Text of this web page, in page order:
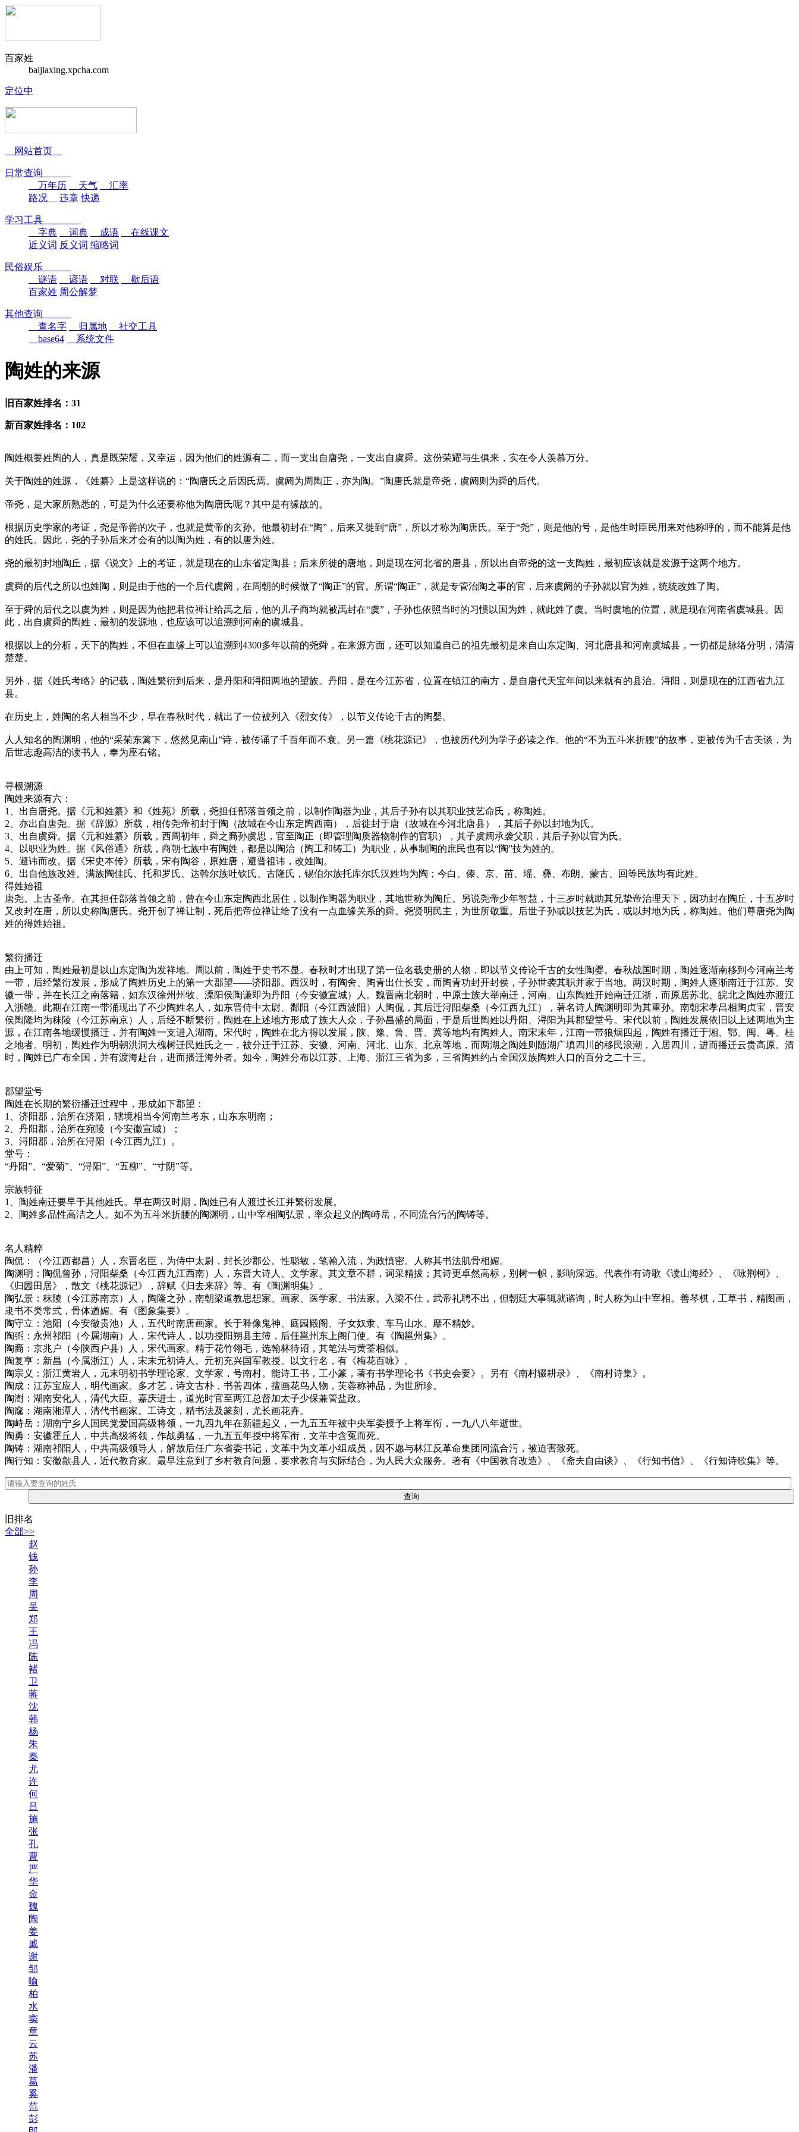
百家姓
baijiaxing.xpcha.com
定位中
网站首页
日常查询
万年历
天气
汇率
路况
违章 快递
学习工具
字典
词典 成语
在线课文
近义词 反义词 缩略词
民俗娱乐
谜语
谚语 对联
歇后语
百家姓 周公解梦
其他查询
查名字
归属地
社交工具
base64
系统文件
陶姓的来源
旧百家姓排名：31
新百家姓排名：102
陶姓概要姓陶的人，真是既荣耀，又幸运，因为他们的姓源有二，而一支出自唐尧，一支出自虞舜。这份荣耀与生俱来，实在令人羡慕万分。
关于陶姓的姓源，《姓纂》上是这样说的：“陶唐氏之后因氏焉。虞阏为周陶正，亦为陶。”陶唐氏就是帝尧，虞阏则为舜的后代。
帝尧，是大家所熟悉的，可是为什么还要称他为陶唐氏呢？其中是有缘故的。
根据历史学家的考证，尧是帝喾的次子，也就是黄帝的玄孙。他最初封在“陶”，后来又徙到“唐”，所以才称为陶唐氏。至于“尧”，则是他的号，是他生时臣民用来对他称呼的，而不能算是他
的姓氏。因此，尧的子孙后来才会有的以陶为姓，有的以唐为姓。
尧的最初封地陶丘，据《说文》上的考证，就是现在的山东省定陶县；后来所徙的唐地，则是现在河北省的唐县，所以出自帝尧的这一支陶姓，最初应该就是发源于这两个地方。
虞舜的后代之所以也姓陶，则是由于他的一个后代虞阏，在周朝的时候做了“陶正”的官。所谓“陶正”，就是专管治陶之事的官，后来虞阏的子孙就以官为姓，统统改姓了陶。
至于舜的后代之以虞为姓，则是因为他把君位禅让给禹之后，他的儿子商均就被禹封在“虞”，子孙也依照当时的习惯以国为姓，就此姓了虞。当时虞地的位置，就是现在河南省虞城县。因
此，出自虞舜的陶姓，最初的发源地，也应该可以追溯到河南的虞城县。
根据以上的分析，天下的陶姓，不但在血缘上可以追溯到4300多年以前的尧舜，在来源方面，还可以知道自己的祖先最初是来自山东定陶、河北唐县和河南虞城县，一切都是脉络分明，清清
楚楚。
另外，据《姓氏考略》的记载，陶姓繁衍到后来，是丹阳和浔阳两地的望族。丹阳，是在今江苏省，位置在镇江的南方，是自唐代天宝年间以来就有的县治。浔阳，则是现在的江西省九江
县。
在历史上，姓陶的名人相当不少，早在春秋时代，就出了一位被列入《烈女传》，以节义传论千古的陶婴。
人人知名的陶渊明，他的“采菊东篱下，悠然见南山”诗，被传诵了千百年而不衰。另一篇《桃花源记》，也被历代列为学子必读之作。他的“不为五斗米折腰”的故事，更被传为千古美谈，为
后世志趣高洁的读书人，奉为座右铭。
寻根溯源
陶姓来源有六：
1、出自唐尧。据《元和姓纂》和《姓苑》所载，尧担任部落首领之前，以制作陶器为业，其后子孙有以其职业技艺命氏，称陶姓。
2、亦出自唐尧。据《辞源》所载，相传尧帝初封于陶（故城在今山东定陶西南），后徙封于唐（故城在今河北唐县），其后子孙以封地为氏。
3、出自虞舜。据《元和姓纂》所载，西周初年，舜之裔孙虞思，官至陶正（即管理陶质器物制作的官职），其子虞阏承袭父职，其后子孙以官为氏。
4、以职业为姓。据《风俗通》所载，商朝七族中有陶姓，都是以陶治（陶工和铸工）为职业，从事制陶的庶民也有以“陶”技为姓的。
5、避讳而改。据《宋史本传》所载，宋有陶谷，原姓唐，避晋祖讳，改姓陶。
6、出自他族改姓。满族陶佳氏、托和罗氏、达斡尔族吐钦氏、古隆氏，锡伯尔族托库尔氏汉姓均为陶；今白、傣、京、苗、瑶、彝、布朗、蒙古、回等民族均有此姓。
得姓始祖
唐尧。上古圣帝。在其担任部落首领之前，曾在今山东定陶西北居住，以制作陶器为职业，其地世称为陶丘。另说尧帝少年智慧，十三岁时就助其兄挚帝治理天下，因功封在陶丘，十五岁时
又改封在唐，所以史称陶唐氏。尧开创了禅让制，死后把帝位禅让给了没有一点血缘关系的舜。尧贤明民主，为世所敬重。后世子孙或以技艺为氏，或以封地为氏，称陶姓。他们尊唐尧为陶
姓的得姓始祖。
繁衍播迁
由上可知，陶姓最初是以山东定陶为发祥地。周以前，陶姓于史书不显。春秋时才出现了第一位名载史册的人物，即以节义传论千古的女性陶婴。春秋战国时期，陶姓逐渐南移到今河南兰考
一带，后经繁衍发展，形成了陶姓历史上的第一大郡望——济阳郡。西汉时，有陶舍、陶青出仕长安，而陶青功封开封侯，子孙世袭其职并家于当地。两汉时期，陶姓人逐渐南迁于江苏、安
徽一带，并在长江之南落籍，如东汉徐州州牧、溧阳侯陶谦即为丹阳（今安徽宣城）人。魏晋南北朝时，中原士族大举南迁，河南、山东陶姓开始南迁江浙，而原居苏北、皖北之陶姓亦渡江
入浙赣。此期在江南一带涌现出了不少陶姓名人，如东晋侍中太尉、鄱阳（今江西波阳）人陶侃，其后迁浔阳柴桑（今江西九江），著名诗人陶渊明即为其重孙。南朝宋孝昌相陶贞宝，晋安
侯陶隆均为秣陵（今江苏南京）人，后经不断繁衍，陶姓在上述地方形成了族大人众，子孙昌盛的局面，于是后世陶姓以丹阳、浔阳为其郡望堂号。宋代以前，陶姓发展依旧以上述两地为主
源，在江南各地缓慢播迁，并有陶姓一支进入湖南。宋代时，陶姓在北方得以发展，陕、豫、鲁、晋、冀等地均有陶姓人。南宋末年，江南一带狼烟四起，陶姓有播迁于湘、鄂、闽、粤、桂
之地者。明初，陶姓作为明朝洪洞大槐树迁民姓氏之一，被分迁于江苏、安徽、河南、河北、山东、北京等地，而两湖之陶姓则随湖广填四川的移民浪潮，入居四川，进而播迁云贵高原。清
时，陶姓已广布全国，并有渡海赴台，进而播迁海外者。如今，陶姓分布以江苏、上海、浙江三省为多，三省陶姓约占全国汉族陶姓人口的百分之二十三。
郡望堂号
陶姓在长期的繁衍播迁过程中，形成如下郡望：
1、济阳郡，治所在济阳，辖境相当今河南兰考东，山东东明南；
2、丹阳郡，治所在宛陵（今安徽宣城）；
3、浔阳郡，治所在浔阳（今江西九江）。
堂号：
“丹阳”、“爱菊”、“浔阳”、“五柳”、“寸阴”等。
宗族特征
1、陶姓南迁要早于其他姓氏。早在两汉时期，陶姓已有人渡过长江并繁衍发展。
2、陶姓多品性高洁之人。如不为五斗米折腰的陶渊明，山中宰相陶弘景，率众起义的陶峙岳，不同流合污的陶铸等。
名人精粹
陶侃：（今江西都昌）人，东晋名臣，为侍中太尉，封长沙郡公。性聪敏，笔翰入流，为政慎密。人称其书法肌骨相媚。
陶渊明：陶侃曾孙，浔阳柴桑（今江西九江西南）人，东晋大诗人、文学家。其文章不群，词采精拔；其诗更卓然高标，别树一帜，影响深远。代表作有诗歌《读山海经》、《咏荆柯》、
《归园田居》，散文《桃花源记》，辞赋《归去来辞》等。有《陶渊明集》。
陶弘景：秣陵（今江苏南京）人，陶隆之孙，南朝梁道教思想家、画家、医学家、书法家。入梁不仕，武帝礼聘不出，但朝廷大事辄就谘询，时人称为山中宰相。善琴棋，工草书，精图画，
隶书不类常式，骨体遒媚。有《图象集要》。
陶守立：池阳（今安徽贵池）人，五代时南唐画家。长于释像鬼神、庭园殿阁、子女奴隶、车马山水、靡不精妙。
陶弼：永州祁阳（今属湖南）人，宋代诗人，以功授阳朔县主簿，后任邕州东上阁门使。有《陶邕州集》。
陶裔：京兆户（今陕西户县）人，宋代画家。精于花竹翎毛，选翰林待诏，其笔法与黄荃相似。
陶复亨：新昌（今属浙江）人，宋末元初诗人。元初充兴国军教授。以文行名，有《梅花百咏》。
陶宗义：浙江黄岩人，元末明初书学理论家、文学家，号南村。能诗工书，工小篆，著有书学理论书《书史会要》。另有《南村辍耕录》、《南村诗集》。
陶成：江苏宝应人，明代画家。多才艺，诗文古朴，书善四体，擅画花鸟人物，芙蓉称神品，为世所珍。
陶澍：湖南安化人，清代大臣。嘉庆进士，道光时官至两江总督加太子少保兼管盐政。
陶窳：湖南湘潭人，清代书画家。工诗文，精书法及篆刻，尤长画花卉。
陶峙岳：湖南宁乡人国民党爱国高级将领，一九四九年在新疆起义，一九五五年被中央军委授予上将军衔，一九八八年逝世。
陶勇：安徽霍丘人，中共高级将领，作战勇猛，一九五五年授中将军衔，文革中含冤而死。
陶铸：湖南祁阳人，中共高级领导人，解放后任广东省委书记，文革中为文革小组成员，因不愿与林江反革命集团同流合污，被迫害致死。
陶行知：安徽歙县人，近代教育家。最早注意到了乡村教育问题，要求教育与实际结合，为人民大众服务。著有《中国教育改造》、《斋夫自由谈》、《行知书信》、《行知诗歌集》等。
旧排名
全部>>
赵
钱
孙
李
周
吴
郑
王
冯
陈
褚
卫
蒋
沈
韩
杨
朱
秦
尤
许
何
吕
施
张
孔
曹
严
华
金
魏
陶
姜
戚
谢
邹
喻
柏
水
窦
章
云
苏
潘
葛
奚
范
彭